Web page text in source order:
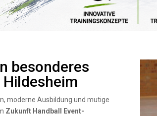
besonderes
Hildesheim
moderne Ausbildung und mutige
Zukunft Handball Event-